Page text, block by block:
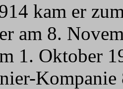
kam er
am 8.
1. Oktober